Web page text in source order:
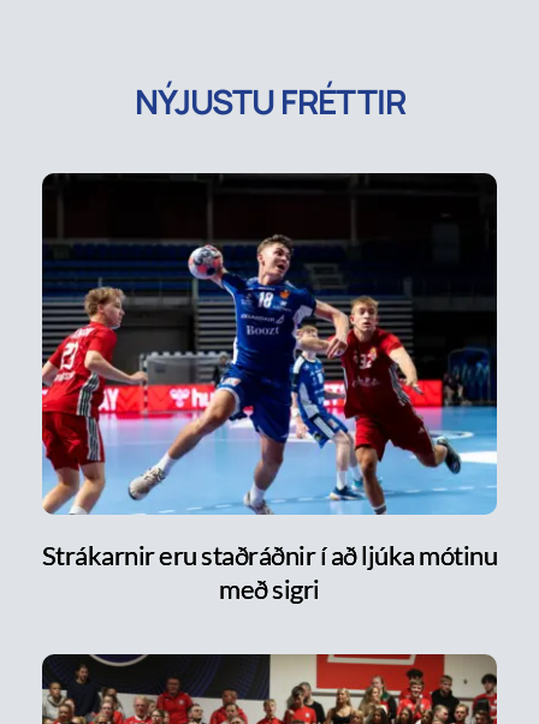
NÝJUSTU FRÉTTIR
Strákarnir eru staðráðnir í að ljúka mótinu
með sigri